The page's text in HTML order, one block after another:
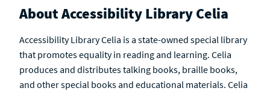
About Accessibility Library Celia
Accessibility Library Celia is a state-owned special library
that promotes equality in reading and learning. Celia
produces and distributes talking books, braille books,
and other special books and educational materials. Celia